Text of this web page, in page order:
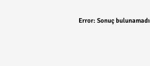
Error: Sonuç bulunamadı